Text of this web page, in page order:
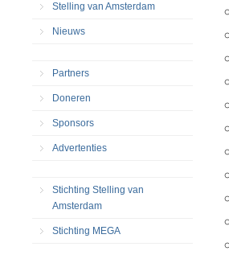
Stelling van Amsterdam
Nieuws
Partners
Doneren
Sponsors
Advertenties
Stichting Stelling van
Amsterdam
Stichting MEGA